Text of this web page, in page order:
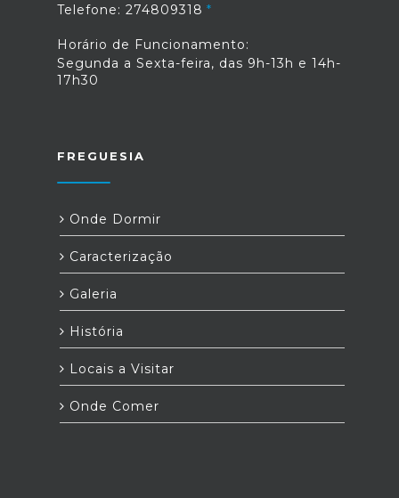
Telefone: 274809318
Horário de Funcionamento:
Segunda a Sexta-feira, das 9h-13h e 14h-
17h30
FREGUESIA
Onde Dormir
Caracterização
Galeria
História
Locais a Visitar
Onde Comer